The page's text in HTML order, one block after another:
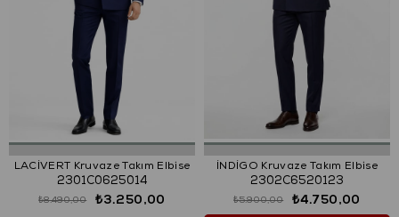
LACİVERT Kruvaze Takım Elbise
2301C0625014
₺3.250,00
₺8.490,00
İNDİGO Kruvaze Takım Elbise
2302C6520123
₺4.750,00
₺5.900,00